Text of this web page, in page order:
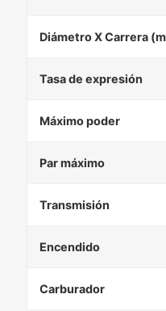
Diámetro X Carrera
Tasa de expresión
Máximo poder
Par máximo
Transmisión
Encendido
Carburador